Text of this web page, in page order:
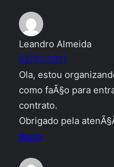
Leandro Almeida
02/03/2011
Ola, estou
como faÃ§o para
contrato.
Obrigado pela
Reply